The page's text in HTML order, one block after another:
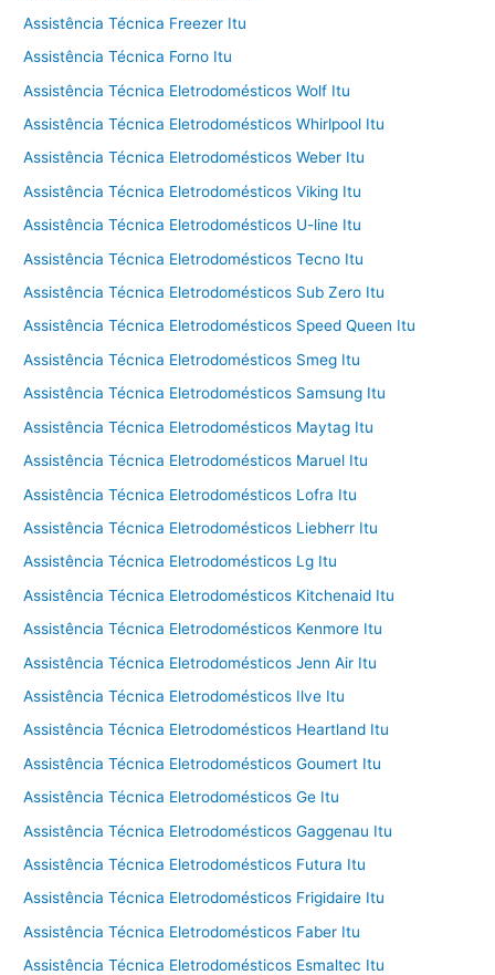
Assistência Técnica Freezer Itu
Assistência Técnica Forno Itu
Assistência Técnica Eletrodomésticos Wolf Itu
Assistência Técnica Eletrodomésticos Whirlpool Itu
Assistência Técnica Eletrodomésticos Weber Itu
Assistência Técnica Eletrodomésticos Viking Itu
Assistência Técnica Eletrodomésticos U-line Itu
Assistência Técnica Eletrodomésticos Tecno Itu
Assistência Técnica Eletrodomésticos Sub Zero Itu
Assistência Técnica Eletrodomésticos Speed Queen Itu
Assistência Técnica Eletrodomésticos Smeg Itu
Assistência Técnica Eletrodomésticos Samsung Itu
Assistência Técnica Eletrodomésticos Maytag Itu
Assistência Técnica Eletrodomésticos Maruel Itu
Assistência Técnica Eletrodomésticos Lofra Itu
Assistência Técnica Eletrodomésticos Liebherr Itu
Assistência Técnica Eletrodomésticos Lg Itu
Assistência Técnica Eletrodomésticos Kitchenaid Itu
Assistência Técnica Eletrodomésticos Kenmore Itu
Assistência Técnica Eletrodomésticos Jenn Air Itu
Assistência Técnica Eletrodomésticos Ilve Itu
Assistência Técnica Eletrodomésticos Heartland Itu
Assistência Técnica Eletrodomésticos Goumert Itu
Assistência Técnica Eletrodomésticos Ge Itu
Assistência Técnica Eletrodomésticos Gaggenau Itu
Assistência Técnica Eletrodomésticos Futura Itu
Assistência Técnica Eletrodomésticos Frigidaire Itu
Assistência Técnica Eletrodomésticos Faber Itu
Assistência Técnica Eletrodomésticos Esmaltec Itu